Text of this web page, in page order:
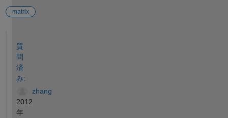
matrix
質
問
済
み:
zhang
2012
年